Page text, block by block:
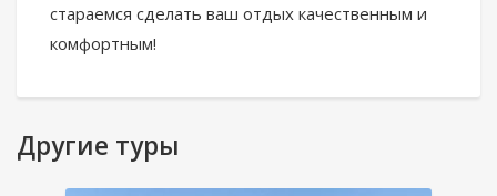
стараемся сделать ваш отдых качественным и
комфортным!
Другие туры